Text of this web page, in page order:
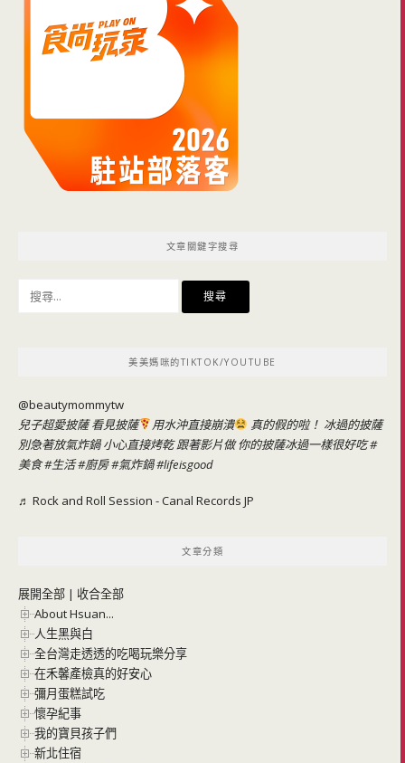
文章關鍵字搜尋
美美媽咪的TIKTOK/YOUTUBE
@beautymommytw
兒子超愛披薩 看見披薩
用水沖直接崩潰
真的假的啦！ 冰過的披薩
別急著放氣炸鍋 小心直接烤乾 跟著影片做 你的披薩冰過一樣很好吃#
美食#生活#廚房#氣炸鍋#lifeisgood
♬ Rock and Roll Session - Canal Records JP
文章分類
展開全部 | 收合全部
About Hsuan...
人生黑與白
全台灣走透透的吃喝玩樂分享
在禾馨產檢真的好安心
彌月蛋糕試吃
懷孕紀事
我的寶貝孩子們
新北住宿